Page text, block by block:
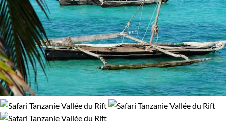
Itinérance
Itinérant Semi-itinérant
Environnement
Bord de mer et îles Forêts, collines, rivières et lacs